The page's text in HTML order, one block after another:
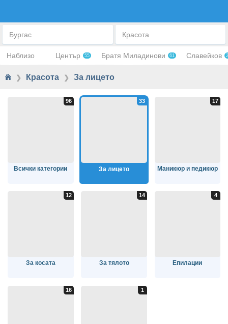
Бургас Красота
Наблизо Център 55 Братя Миладинови 61 Славейков
❯ Красота ❯ За лицето
Всички категории За лицето Маникюр и педикюр
За косата За тялото Епилации